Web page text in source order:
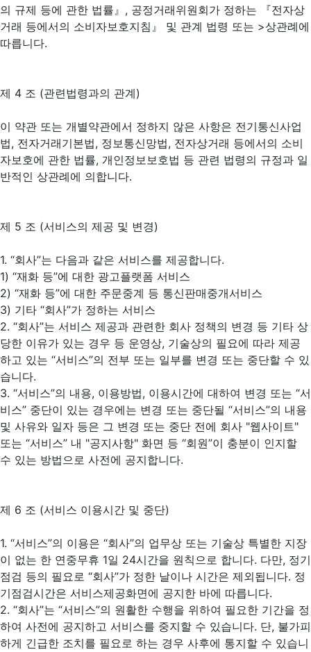
의 규제 등에 관한 법률』, 공정거래위원회가 정하는 『전자상
거래 등에서의 소비자보호지침』 및 관계 법령 또는 >상관례에
따릅니다.
제 4 조 (관련법령과의 관계)
이 약관 또는 개별약관에서 정하지 않은 사항은 전기통신사업
법, 전자거래기본법, 정보통신망법, 전자상거래 등에서의 소비
자보호에 관한 법률, 개인정보보호법 등 관련 법령의 규정과 일
반적인 상관례에 의합니다.
제 5 조 (서비스의 제공 및 변경)
1. “회사”는 다음과 같은 서비스를 제공합니다.
1) “재화 등”에 대한 광고플랫폼 서비스
2) “재화 등”에 대한 주문중계 등 통신판매중개서비스
3) 기타 “회사”가 정하는 서비스
2. “회사”는 서비스 제공과 관련한 회사 정책의 변경 등 기타 상
당한 이유가 있는 경우 등 운영상, 기술상의 필요에 따라 제공
하고 있는 “서비스”의 전부 또는 일부를 변경 또는 중단할 수 있
습니다.
3. “서비스”의 내용, 이용방법, 이용시간에 대하여 변경 또는 “서
비스” 중단이 있는 경우에는 변경 또는 중단될 “서비스”의 내용
및 사유와 일자 등은 그 변경 또는 중단 전에 회사 "웹사이트"
또는 “서비스” 내 "공지사항" 화면 등 “회원”이 충분이 인지할
수 있는 방법으로 사전에 공지합니다.
제 6 조 (서비스 이용시간 및 중단)
1. “서비스”의 이용은 “회사”의 업무상 또는 기술상 특별한 지장
이 없는 한 연중무휴 1일 24시간을 원칙으로 합니다. 다만, 정기
점검 등의 필요로 “회사”가 정한 날이나 시간은 제외됩니다. 정
기점검시간은 서비스제공화면에 공지한 바에 따릅니다.
2. “회사”는 “서비스”의 원활한 수행을 위하여 필요한 기간을 정
하여 사전에 공지하고 서비스를 중지할 수 있습니다. 단, 불가피
하게 긴급한 조치를 필요로 하는 경우 사후에 통지할 수 있습니